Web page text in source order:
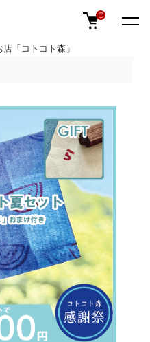
「コトコト森」
0